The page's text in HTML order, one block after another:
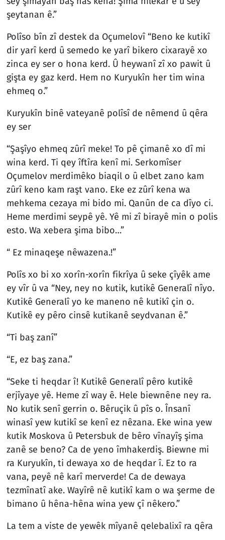
şeytanan ê.”
Polîso bîn zî destek da Oçumelovî “Beno ke kutikî
dir yarî kerd û semedo ke yarî bikero cixarayê xo
zinca ey ser o hona kerd. Û heywanî zî xo pawit û
gişta ey gaz kerd. Hem no Kuryukîn her tim wina
ehmeq o.”
Kuryukîn binê vateyanê polîsî de nêmend û qêra
ey ser
“Şaşîyo ehmeq zûrî meke! To pê çimanê xo dî mi
wina kerd. Ti qey îftîra kenî mi. Serkomîser
Oçumelov merdimêko biaqil o û elbet zano kam
zûrî keno kam raşt vano. Eke ez zûrî kena wa
mehkema cezaya mi bido mi. Qanûn de ca dîyo ci.
Heme merdimi seypê yê. Yê mi zî birayê min o polis
esto. Wa xebera şima bibo…”
“ Ez minaqeşe nêwazena.!”
Polîs xo bi xo xorîn-xorîn fikrîya û seke çîyêk ame
ey vîr û va “Ney, ney no kutik, kutikê Generalî nîyo.
Kutikê Generalî yo ke maneno nê kutikî çin o.
Kutikê ey pêro cinsê kutikanê seydvanan ê.”
“Ti baş zanî”
“E, ez baş zana.”
“Seke ti heqdar î! Kutikê Generalî pêro kutikê
erjîyaye yê. Heme zî way ê. Hele biewnêne ney ra.
No kutik senî gerrin o. Bêruçik û pîs o. Însanî
winasî yew kutikî se kenî ez nêzana. Eke wina yew
kutik Moskova û Petersbuk de bêro vînayîş şima
zanê se beno? Ca de yeno îmhakerdiş. Biewne mi
ra Kuryukîn, ti dewaya xo de heqdar î. Ez to ra
vana, peyê nê karî merverde! Ca de dewaya
tezmînatî ake. Wayîrê nê kutikî kam o wa şerme de
bimano û hêna-hêna wina yew çî nêkero.”
La tem a viste de yewêk mîyanê qelebalixî ra qêra